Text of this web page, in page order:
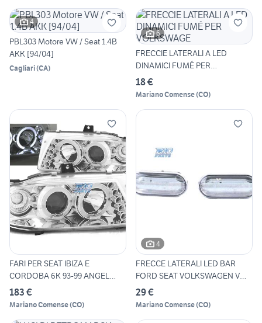
4
PBL303 Motore VW / Seat 1.4B
AKK [94/04]
Cagliari(CA)
6
FRECCIE LATERALI A LED
DINAMICI FUMÉ PER
VOLKSWAGE
18 €
Mariano Comense(CO)
FARI PER SEAT IBIZA E
CORDOBA 6K 93-99 ANGEL
EYES
183 €
Mariano Comense(CO)
4
FRECCE LATERALI LED BAR
FORD SEAT VOLKSWAGEN VW
CR
29 €
Mariano Comense(CO)